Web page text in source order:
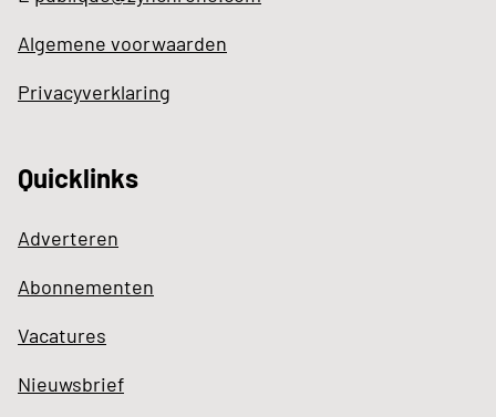
Algemene voorwaarden
Privacyverklaring
Quicklinks
Adverteren
Abonnementen
Vacatures
Nieuwsbrief